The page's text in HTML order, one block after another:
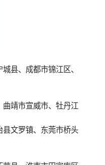
县、成都市锦江区、
靖市宣威市、牡丹江
文罗镇、东莞市桥头